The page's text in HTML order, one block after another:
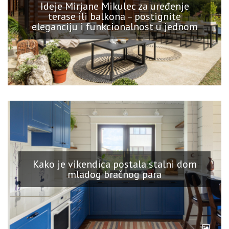
Ideje Mirjane Mikulec za uređenje
terase ili balkona – postignite
eleganciju i funkcionalnost u jednom
Kako je vikendica postala stalni dom
mladog bračnog para